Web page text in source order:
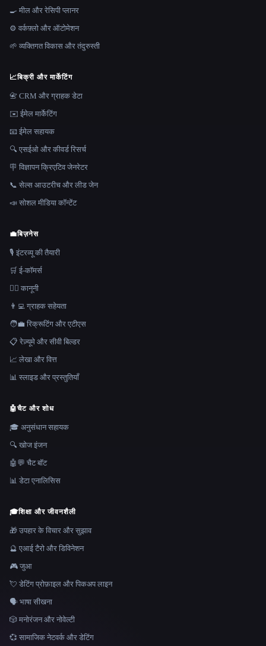
🍳 मील और रेसिपी प्लानर
⚙️ वर्कफ़्लो और ऑटोमेशन
🌱 व्यक्तिगत विकास और तंदुरुस्ती
📈बिक्री और मार्केटिंग
📇 CRM और ग्राहक डेटा
✉️ ईमेल मार्केटिंग
📧 ईमेल सहायक
🔍 एसईओ और कीवर्ड रिसर्च
🪧 विज्ञापन क्रिएटिव जेनरेटर
📞 सेल्स आउटरीच और लीड जेन
📣 सोशल मीडिया कॉन्टेंट
💼बिज़नेस
🎙️ इंटरव्यू की तैयारी
🛒 ई-कॉमर्स
👩‍⚖️ कानूनी
👨‍💻 ग्राहक सहेयता
🧑‍💼 रिक्रूटिंग और एटीएस
📋 रेज़्यूमे और सीवी बिल्डर
📈 लेखा और वित्त
📊 स्लाइड और प्रस्तुतियाँ
🤖चैट और शोध
🎓 अनुसंधान सहायक
🔍 खोज इंजन
🤖💬 चैट बॉट
📊 डेटा एनालिसिस
🎓शिक्षा और जीवनशैली
🎁 उपहार के विचार और सुझाव
🔮 एआई टैरो और डिविनेशन
🎮 जुआ
💘 डेटिंग प्रोफ़ाइल और पिकअप लाइन
🗣️ भाषा सीखना
🎲 मनोरंजन और नोवेल्टी
💞 सामाजिक नेटवर्क और डेटिंग